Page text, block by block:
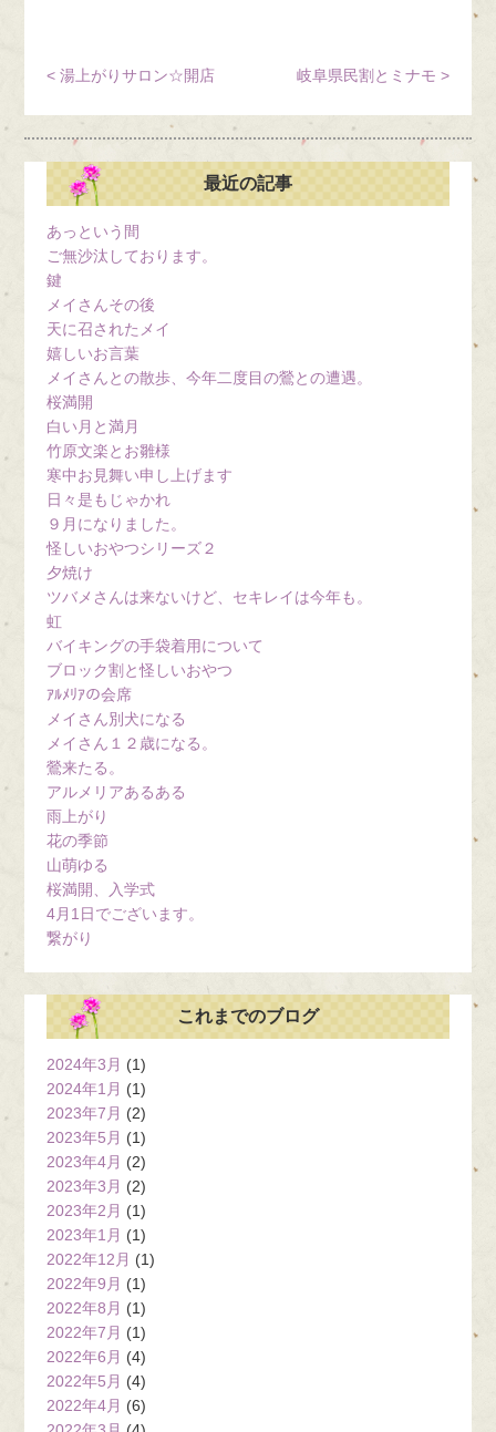
< 湯上がりサロン☆開店 岐阜県民割とミナモ >
最近の記事
あっという間
ご無沙汰しております。
鍵
メイさんその後
天に召されたメイ
嬉しいお言葉
メイさんとの散歩、今年二度目の鶯との遭遇。
桜満開
白い月と満月
竹原文楽とお雛様
寒中お見舞い申し上げます
日々是もじゃかれ
９月になりました。
怪しいおやつシリーズ２
夕焼け
ツバメさんは来ないけど、セキレイは今年も。
虹
バイキングの手袋着用について
ブロック割と怪しいおやつ
ｱﾙﾒﾘｱの会席
メイさん別犬になる
メイさん１２歳になる。
鶯来たる。
アルメリアあるある
雨上がり
花の季節
山萌ゆる
桜満開、入学式
4月1日でございます。
繋がり
これまでのブログ
2024年3月 (1)
2024年1月 (1)
2023年7月 (2)
2023年5月 (1)
2023年4月 (2)
2023年3月 (2)
2023年2月 (1)
2023年1月 (1)
2022年12月 (1)
2022年9月 (1)
2022年8月 (1)
2022年7月 (1)
2022年6月 (4)
2022年5月 (4)
2022年4月 (6)